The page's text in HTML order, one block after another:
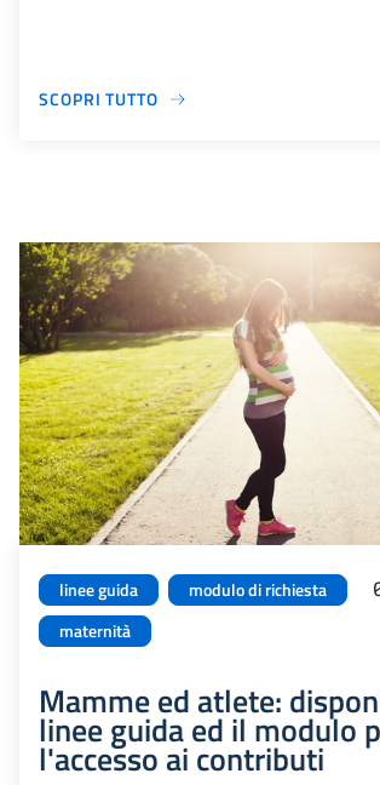
SCOPRI TUTTO
linee guida
modulo di richiesta
maternità
Mamme ed atlete:
linee guida ed il modulo
l'accesso ai contributi